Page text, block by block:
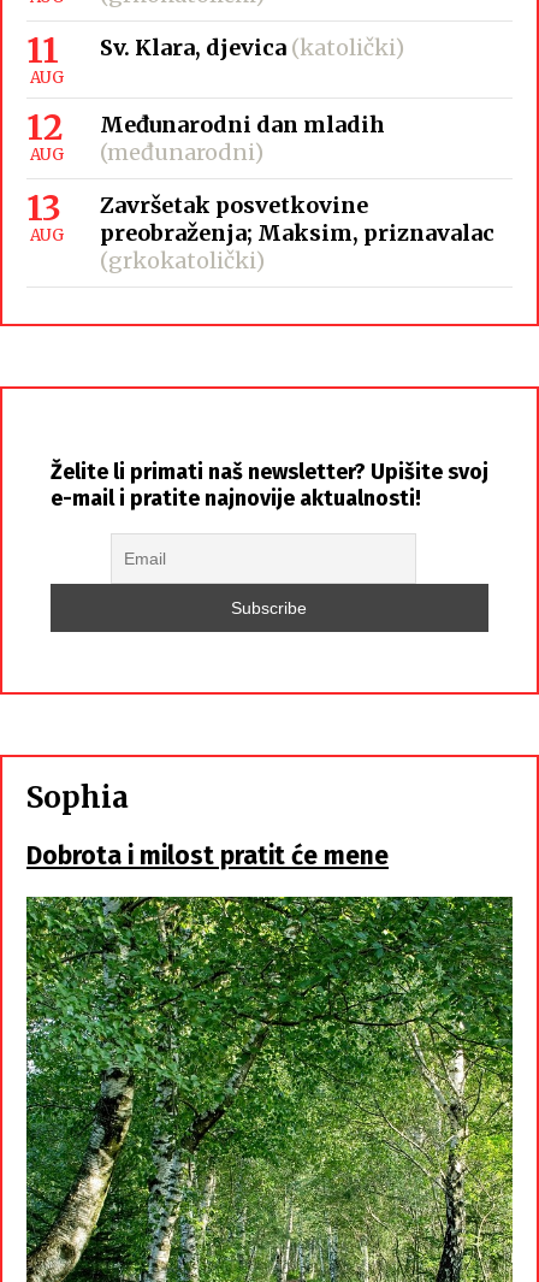
11
AUG
Sv. Klara, djevica (katolički)
12
AUG
Međunarodni dan mladih
(međunarodni)
13
AUG
Završetak posvetkovine
preobraženja; Maksim, priznavalac
(grkokatolički)
Želite li primati naš newsletter? Upišite svoj
e-mail i pratite najnovije aktualnosti!
Sophia
Dobrota i milost pratit će mene